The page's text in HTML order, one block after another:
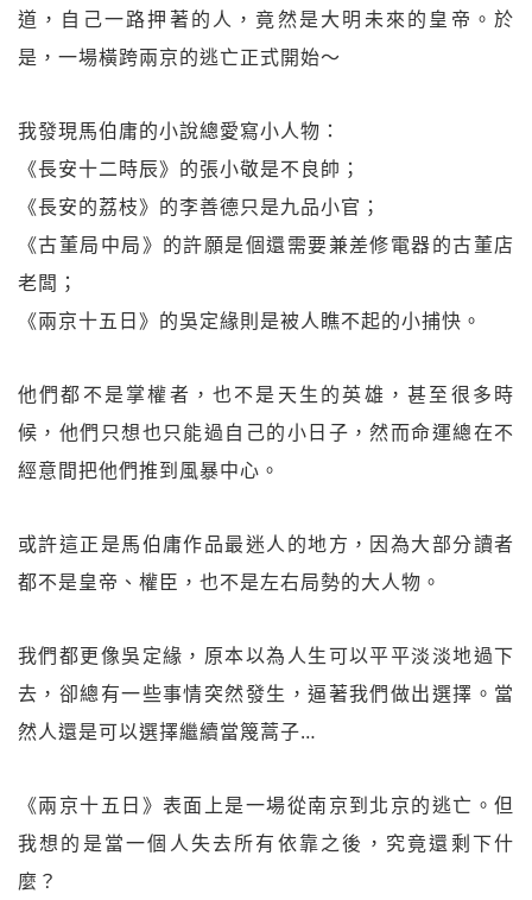
道，自己一路押著的人，竟然是大明未來的皇帝。於
是，一場橫跨兩京的逃亡正式開始～
我發現馬伯庸的小說總愛寫小人物：
《長安十二時辰》的張小敬是不良帥；
《長安的荔枝》的李善德只是九品小官；
《古董局中局》的許願是個還需要兼差修電器的古董店
老闆；
《兩京十五日》的吳定緣則是被人瞧不起的小捕快。
他們都不是掌權者，也不是天生的英雄，甚至很多時
候，他們只想也只能過自己的小日子，然而命運總在不
經意間把他們推到風暴中心。
或許這正是馬伯庸作品最迷人的地方，因為大部分讀者
都不是皇帝、權臣，也不是左右局勢的大人物。
我們都更像吳定緣，原本以為人生可以平平淡淡地過下
去，卻總有一些事情突然發生，逼著我們做出選擇。當
然人還是可以選擇繼續當篾蒿子…
《兩京十五日》表面上是一場從南京到北京的逃亡。但
我想的是當一個人失去所有依靠之後，究竟還剩下什
麼？